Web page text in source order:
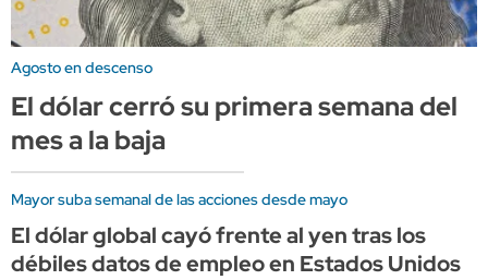
Agosto en descenso
El dólar cerró su primera semana del
mes a la baja
Mayor suba semanal de las acciones desde mayo
El dólar global cayó frente al yen tras los
débiles datos de empleo en Estados Unidos